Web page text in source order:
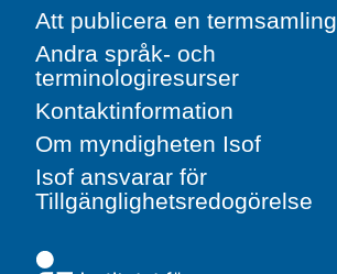
Att publicera en termsamling
Andra språk- och
terminologiresurser
Kontaktinformation
Om myndigheten Isof
Isof ansvarar för
Tillgänglighetsredogörelse